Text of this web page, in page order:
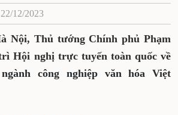
12/2023
Nội, Thủ tướng Chính phủ Phạm
Hội nghị trực tuyến toàn quốc về
ngành công nghiệp văn hóa Việt